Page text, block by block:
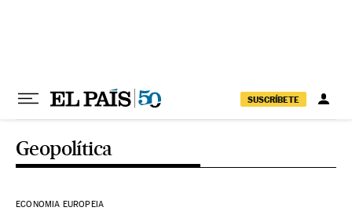
SUSCRÍBETE
Geopolítica
ECONOMIA EUROPEIA